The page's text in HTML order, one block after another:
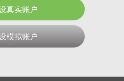
真实账户
模拟账户